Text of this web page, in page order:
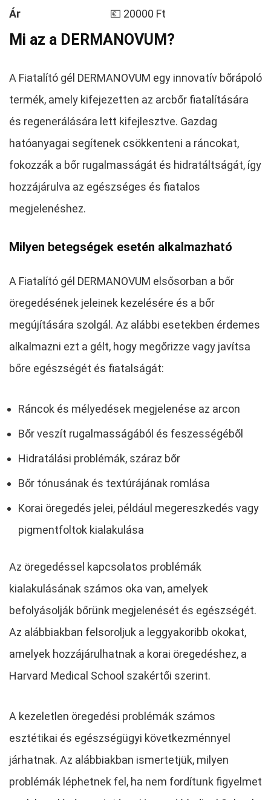
Ár 💶 20000 Ft
Mi az a DERMANOVUM?
A Fiatalító gél DERMANOVUM egy innovatív bőrápoló
termék, amely kifejezetten az arcbőr fiatalítására
és regenerálására lett kifejlesztve. Gazdag
hatóanyagai segítenek csökkenteni a ráncokat,
fokozzák a bőr rugalmasságát és hidratáltságát, így
hozzájárulva az egészséges és fiatalos
megjelenéshez.
Milyen betegségek esetén alkalmazható
A Fiatalító gél DERMANOVUM elsősorban a bőr
öregedésének jeleinek kezelésére és a bőr
megújítására szolgál. Az alábbi esetekben érdemes
alkalmazni ezt a gélt, hogy megőrizze vagy javítsa
bőre egészségét és fiatalságát:
Ráncok és mélyedések megjelenése az arcon
Bőr veszít rugalmasságából és feszességéből
Hidratálási problémák, száraz bőr
Bőr tónusának és textúrájának romlása
Korai öregedés jelei, például megereszkedés vagy
pigmentfoltok kialakulása
Az öregedéssel kapcsolatos problémák
kialakulásának számos oka van, amelyek
befolyásolják bőrünk megjelenését és egészségét.
Az alábbiakban felsoroljuk a leggyakoribb okokat,
amelyek hozzájárulhatnak a korai öregedéshez, a
Harvard Medical School szakértői szerint.
A kezeletlen öregedési problémák számos
esztétikai és egészségügyi következménnyel
járhatnak. Az alábbiakban ismertetjük, milyen
problémák léphetnek fel, ha nem fordítunk figyelmet